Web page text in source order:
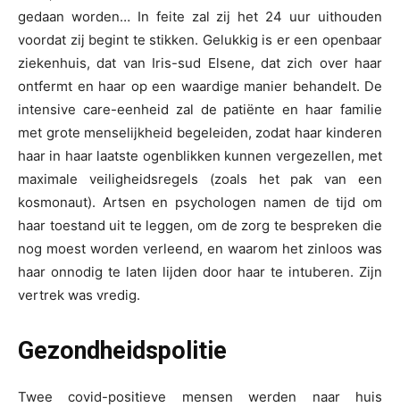
gedaan worden… In feite zal zij het 24 uur uithouden
voordat zij begint te stikken. Gelukkig is er een openbaar
ziekenhuis, dat van Iris-sud Elsene, dat zich over haar
ontfermt en haar op een waardige manier behandelt. De
intensive care-eenheid zal de patiënte en haar familie
met grote menselijkheid begeleiden, zodat haar kinderen
haar in haar laatste ogenblikken kunnen vergezellen, met
maximale veiligheidsregels (zoals het pak van een
kosmonaut). Artsen en psychologen namen de tijd om
haar toestand uit te leggen, om de zorg te bespreken die
nog moest worden verleend, en waarom het zinloos was
haar onnodig te laten lijden door haar te intuberen. Zijn
vertrek was vredig.
Gezondheidspolitie
Twee covid-positieve mensen werden naar huis